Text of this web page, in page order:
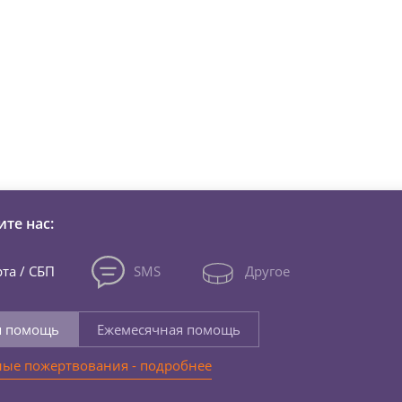
нас:
/ СБП SMS Другое
помощь
Ежемесячная помощь
пожертвования - подробнее